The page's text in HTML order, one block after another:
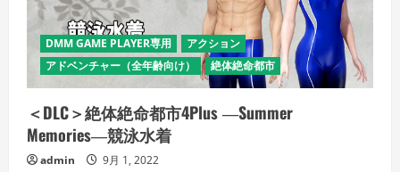
の
刺
繍
入
り
ス
カ
ャ
ン
の
詳
細
DMM GAME PLAYER専用
アクション
アドベンチャー（全年齢向け）
絶体絶命都市
＜DLC＞絶体絶命都市4Plus ―Summer
Memories―競泳水着
admin 9月 1, 2022